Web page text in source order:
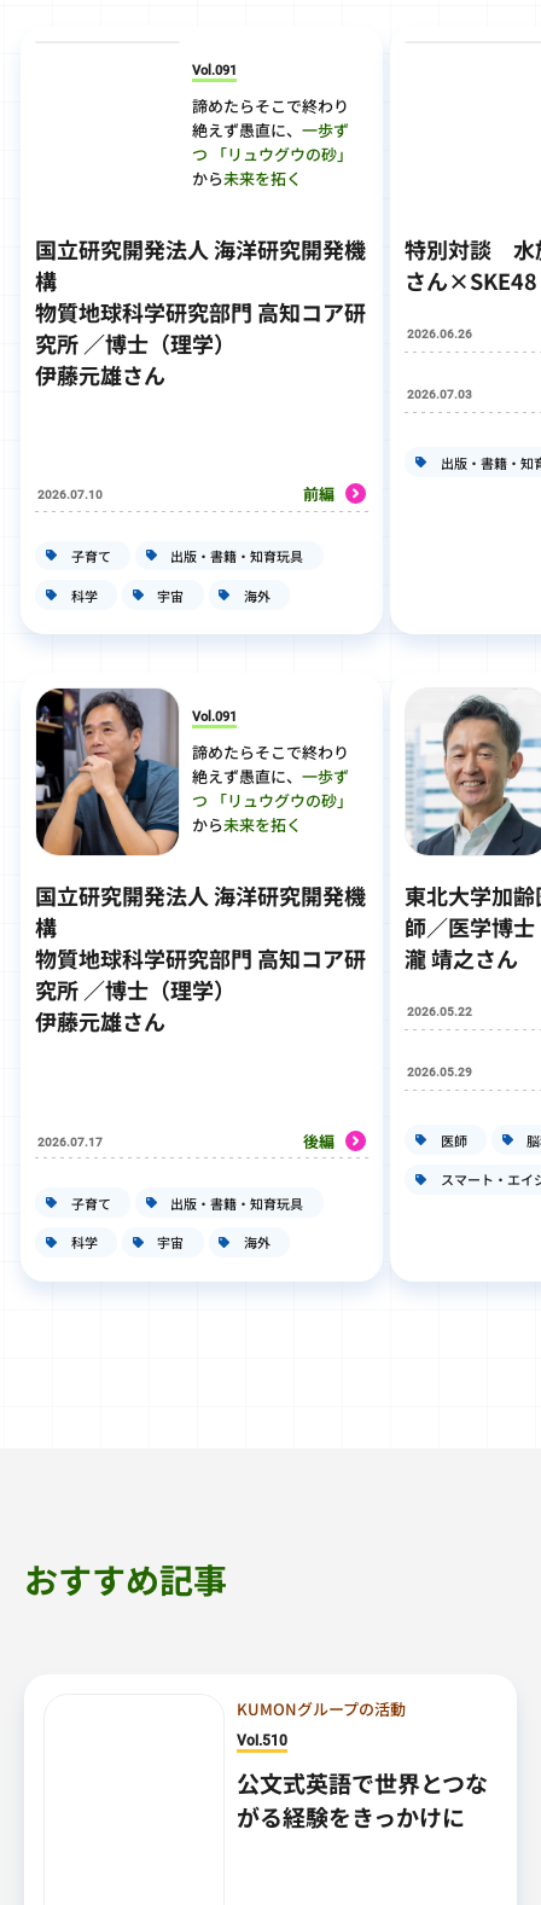
Vol.091
諦めたらそこで終わり
絶えず愚直に、 一歩ず
つ
「リュウグウの砂」
から未来を拓く
国立研究開発法人 海洋研究開発機
構
物質地球科学研究部門 高知コア研
究所 ／博士（理学）
伊藤元雄さん
2026.07.10 前編
子育て 出版・書籍・知育玩具
科学 宇宙 海外
Vol.091
諦めたらそこで終わり
絶えず愚直に、 一歩ず
つ
「リュウグウの砂」
から未来を拓く
国立研究開発法人 海洋研究開発機
構
物質地球科学研究部門 高知コア研
究所 ／博士（理学）
伊藤元雄さん
2026.07.17 後編
子育て 出版・書籍・知育玩具
科学 宇宙 海外
特別対談 水
さん
2026.06.26
2026.07.03
出版・書籍・知
東北大学加
師／医学博士
瀧 靖之さん
2026.05.22
2026.05.29
医師
スマート・エイ
おすすめ記事
KUMONグループの活動
Vol.510
公文式英語で世界とつな
がる経験をきっかけに